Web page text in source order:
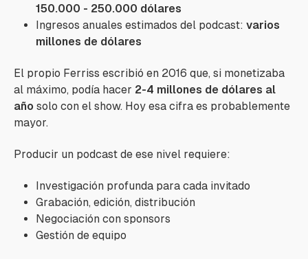
150.000 - 250.000 dólares
Ingresos anuales estimados del podcast: varios
millones de dólares
El propio Ferriss escribió en 2016 que, si monetizaba
al máximo, podía hacer 2-4 millones de dólares al
año solo con el show. Hoy esa cifra es probablemente
mayor.
Producir un podcast de ese nivel requiere:
Investigación profunda para cada invitado
Grabación, edición, distribución
Negociación con sponsors
Gestión de equipo